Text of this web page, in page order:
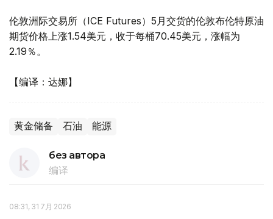
伦敦洲际交易所（ICE Futures）5月交货的伦敦布伦特原油
期货价格上涨1.54美元，收于每桶70.45美元，涨幅为
2.19％。
【编译：达娜】
黄金储备 石油 能源
без автора
编译
08:31, 31 7月 2026